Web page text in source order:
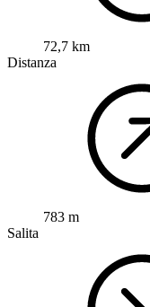
72,7 km
Distanza
783 m
Salita